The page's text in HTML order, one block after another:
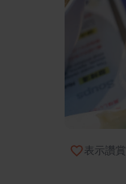
表示讚賞